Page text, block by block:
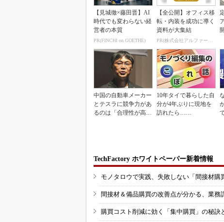
【見城徹×藤田晋】AI
時代でも変わらない経
営者の本質
PR(FINCHI on GOETHE)
【全公開】オフィス移
転・内装を成功に導く
資料が大集結
PR(株式会社アルファーテクノ)
中国の自動車メーカー
とテスラに競争力があ
るのは「合理性が高
10年タイで暮らした自
分が4年ぶりに現地を
訪れたら……
TechFactory ホワイトペーパー新着情報
モノタロウで実践、失敗しない「間接材購
間接材＆備品購買の改善点が分かる、業務
購買コスト削減に効く「集中購買」の秘訣